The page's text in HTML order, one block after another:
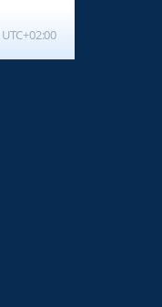
UTC+02:00